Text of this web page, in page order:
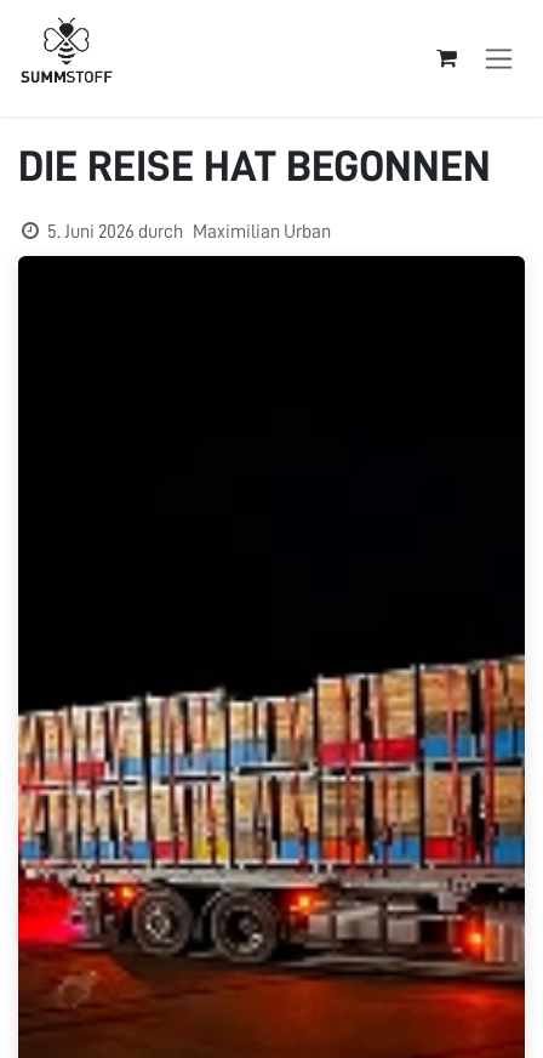
Zum Inhalt springen
DIE REISE HAT BEGONNEN
5. Juni 2026 durch Maximilian Urban